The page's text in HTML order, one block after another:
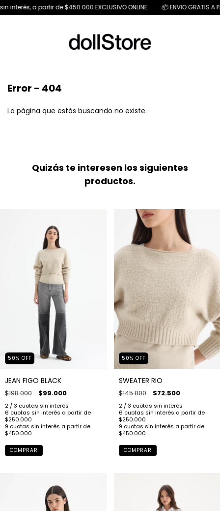
a partir de $450.000 EXCLUSIVO ONLINE. 📦 ENVIO GRATIS A
Error - 404
La página que estás buscando no existe.
Quizás te interesen los siguientes
productos.
50% OFF
JEAN FIGO BLACK
$198.000 $99.000
COMPRAR
50% OFF
SWEATER RIO
$145.000 $72.500
COMPRAR